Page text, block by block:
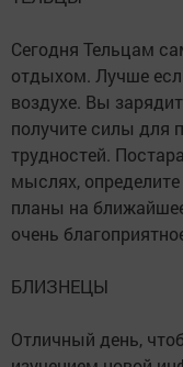
Сегодня Тельцам
отдыхом. Лучше
воздухе. Вы
получите силы для
трудностей.
мыслях,
планы на
очень
БЛИЗНЕЦЫ
Отличный день,